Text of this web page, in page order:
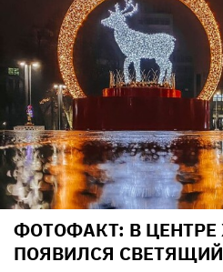
ФОТОФАКТ: В ЦЕНТРЕ
ПОЯВИЛСЯ